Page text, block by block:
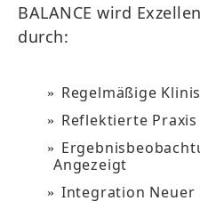
BALANCE wird
durch:
Regelmäßige
Reflektierte Praxis
Angezeigt
Integration Neuer